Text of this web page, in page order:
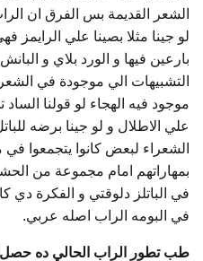
الشعر القديمة بس الفرق ان
لو جينا مثلا بصينا علي الرايمز
بارعين فيها و الورد بلاي و
التشبيهات الي موجودة في
موجود فيه الهجاء لو قولنا
علي الاطلال و لو جينا برضه
الشعراء لبعض كانوا يتجمعوا في
بمهاراتهم امام مجموعة من
في الباتلز دلوقتي و الفكرة دي
في البومه الراب اصله عربي.
طب تطور الراب الحالي ده حصل